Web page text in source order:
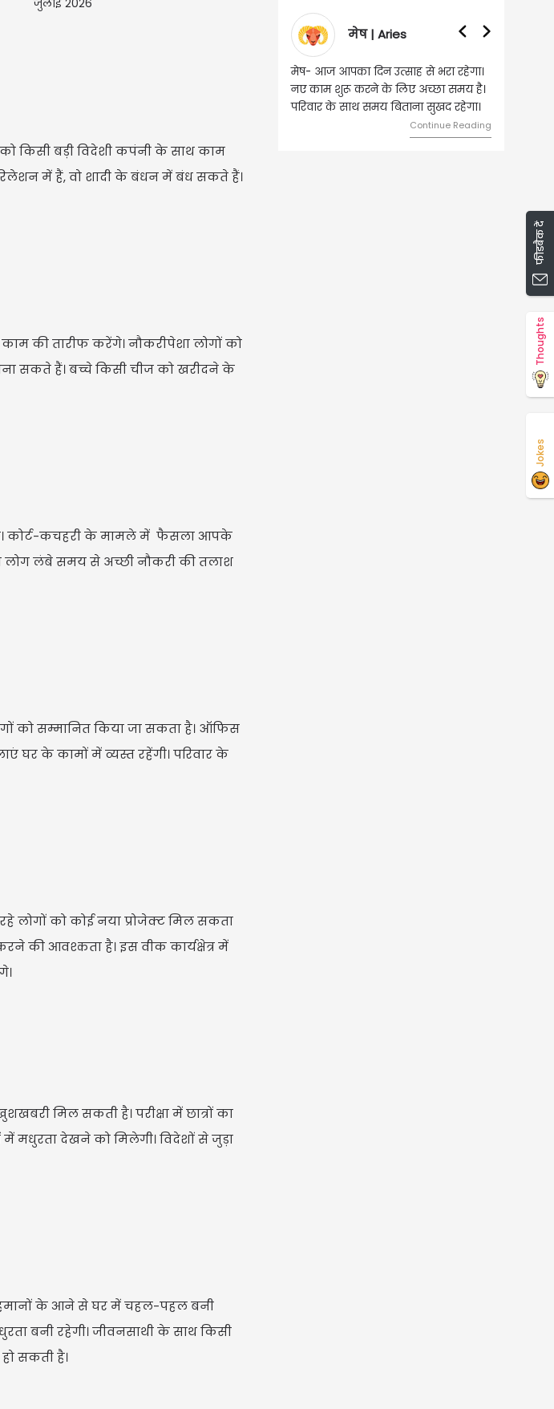
किसी बड़ी विदेशी कपंनी के साथ काम
में हैं, वो शादी के बंधन में बंध सकते हैं।
की तारीफ करेंगे। नौकरीपेशा लोगों को
सकते हैं। बच्चे किसी चीज को खरीदने के
कोर्ट-कचहरी के मामले में फैसला आपके
लोग लंबे समय से अच्छी नौकरी की तलाश
को सम्मानित किया जा सकता है। ऑफिस
घर के कामों में व्यस्त रहेंगी। परिवार के
लोगों को कोई नया प्रोजेक्ट मिल सकता
की आवश्कता है। इस वीक कार्यक्षेत्र में
मिल सकती है। परीक्षा में छात्रों का
में मधुरता देखने को मिलेगी। विदेशों से जुड़ा
के आने से घर में चहल-पहल बनी
बनी रहेगी। जीवनसाथी के साथ किसी
सकती है।
वृषभ | Taurus
वृष- आज का दिन इस राशि के जातकों के
लिए शुभ रहने वाला है। धन और नौकरी के
मामलों में सफलता मिलेगी। मित्रों से
मेलजोल बढ़ेगा। आर्थिक निवेश सोच-
फीडबैक दें
Thoughts
Jokes